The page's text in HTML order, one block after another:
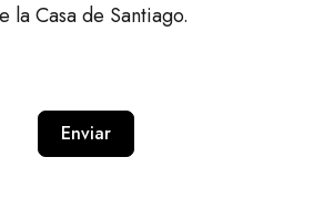
la Casa de Santiago.
Enviar